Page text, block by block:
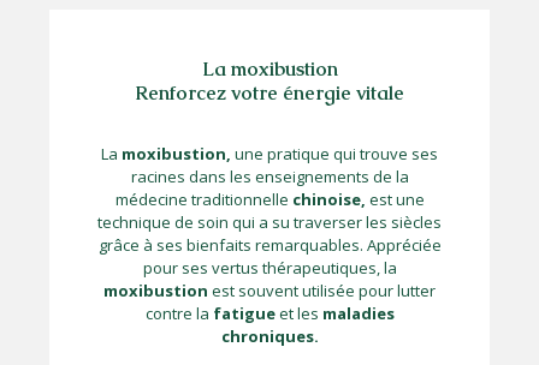
La moxibustion
Renforcez votre énergie vitale
La moxibustion, une pratique qui trouve ses
racines dans les enseignements de la
médecine traditionnelle chinoise, est une
technique de soin qui a su traverser les siècles
grâce à ses bienfaits remarquables. Appréciée
pour ses vertus thérapeutiques, la
moxibustion est souvent utilisée pour lutter
contre la fatigueet les maladies
chroniques.